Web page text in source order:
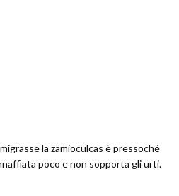
la zamioculcas è pressoché
poco e non sopporta gli urti.